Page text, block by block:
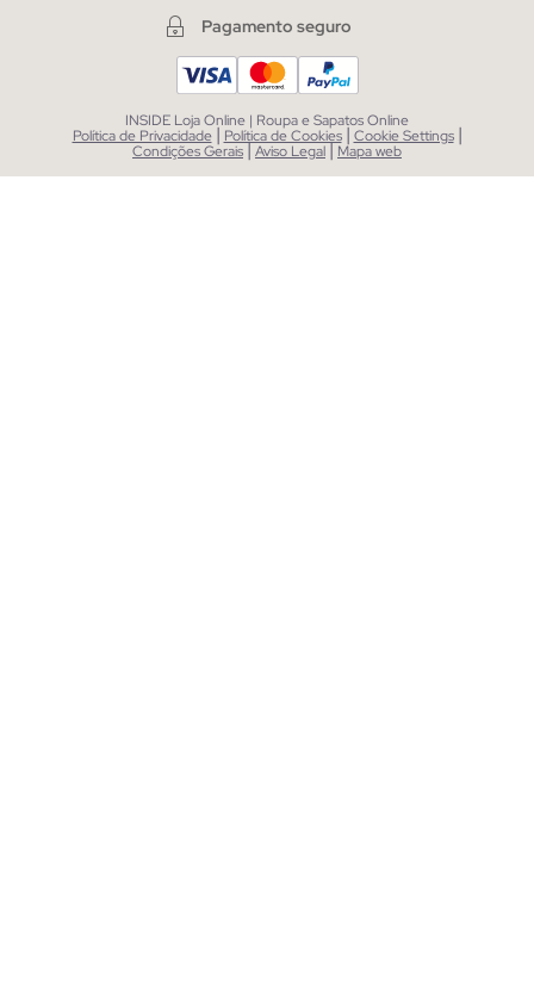
Pagamento seguro
INSIDE Loja Online | Roupa e Sapatos Online
Política de Privacidade | Política de Cookies | Cookie Settings |
Condições Gerais|Aviso Legal| Mapa web